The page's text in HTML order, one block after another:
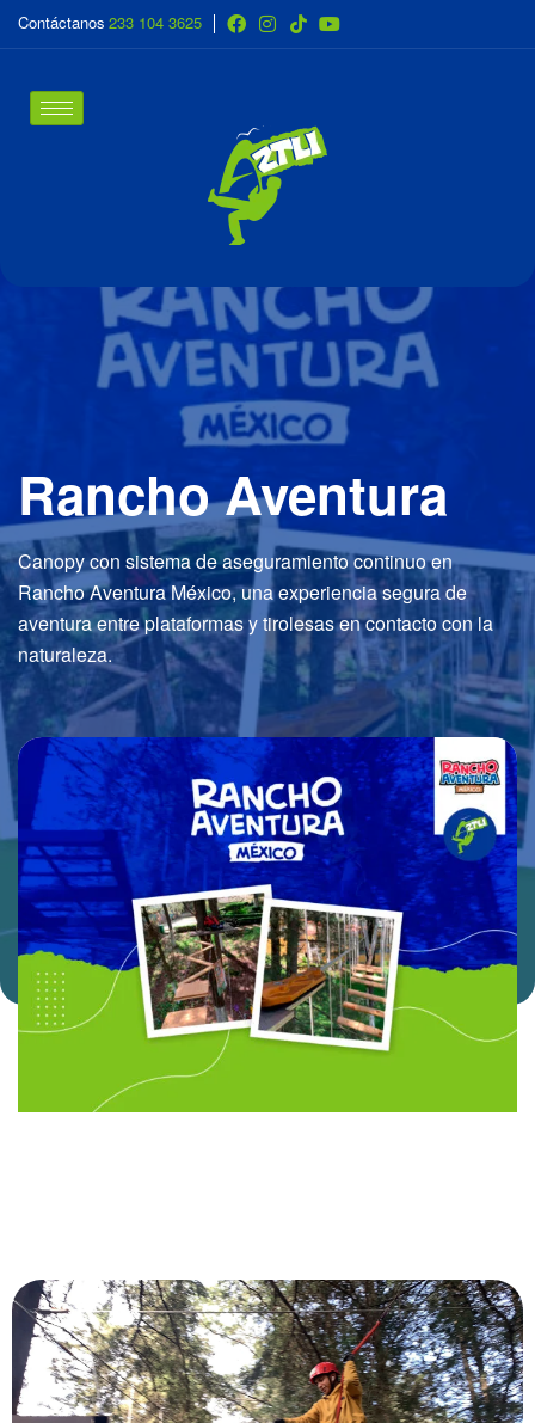
Contáctanos 233 104 3625
Rancho Aventura
Canopy con sistema de aseguramiento continuo en
Rancho Aventura México, una experiencia segura de
aventura entre plataformas y tirolesas en contacto con la
naturaleza.